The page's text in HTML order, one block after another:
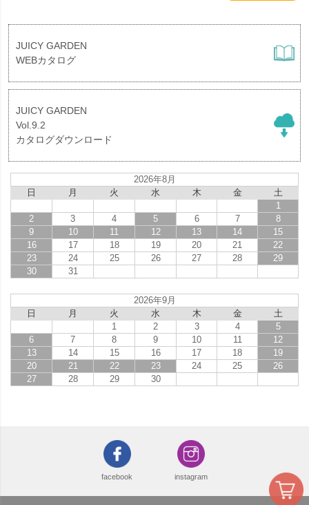
JUICY GARDEN
WEBカタログ
JUICY GARDEN
Vol.9.2
カタログダウンロード
2026年8月
日
月 火 水 木 金
土
1
2
3 4 5 6 7
8
9
10 11 12 13 14
15
16
17 18 19 20 21
22
23
24 25 26 27 28
29
30
31
2026年9月
日
月 火 水 木 金
土
1
2 3 4
5
6
7 8 9 10 11
12
13
14 15 16 17 18
19
20
21 22 23 24 25
26
27
28 29 30
facebook instagram